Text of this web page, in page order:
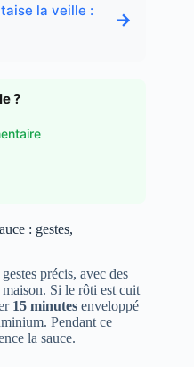
la veille :
→
?
: gestes,
précis, avec des
Si le rôti est cuit
15 minutes enveloppé
Pendant ce
la sauce.